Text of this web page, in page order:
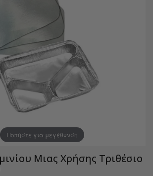
Πατήστε για μεγέθυνση
Μιας Χρήσης Τριθέσιο